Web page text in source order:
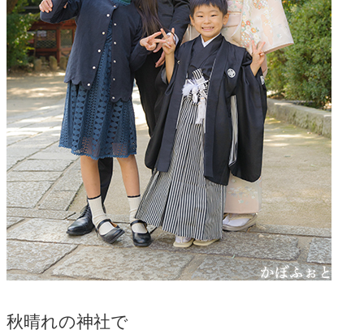
秋晴れの神社で